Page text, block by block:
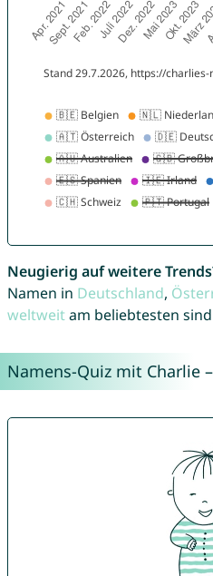
Neugierig auf weitere
Namen in Deutschland,
weltweitam beliebtesten
Namens-Quiz mit Charlie